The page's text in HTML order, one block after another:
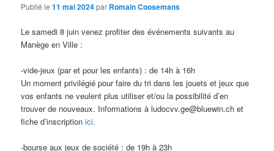
Publié le11 mai 2024par Romain Coosemans
Le samedi 8 juin venez profiter des événements suivants au
Manège en Ville :
-vide-jeux (par et pour les enfants) : de 14h à 16h
Un moment privilégié pour faire du tri dans les jouets et jeux que
vos enfants ne veulent plus utiliser et/ou la possibilité d’en
trouver de nouveaux. Informations à ludocvv.ge@bluewin.ch et
fiche d’inscriptionici.
-bourse aux jeux de société : de 19h à 23h